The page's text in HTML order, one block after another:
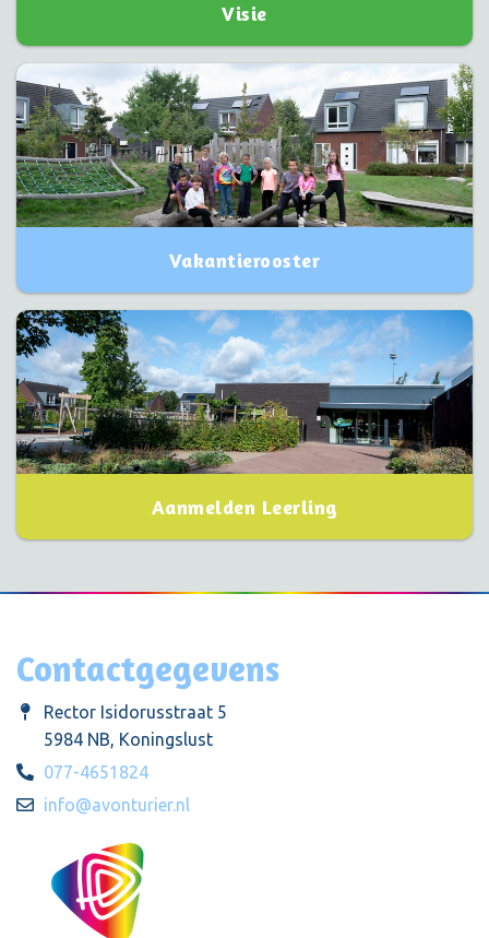
Visie
Vakantierooster
Aanmelden Leerling
Contactgegevens
Rector Isidorusstraat 5
5984 NB, Koningslust
077-4651824
info@avonturier.nl